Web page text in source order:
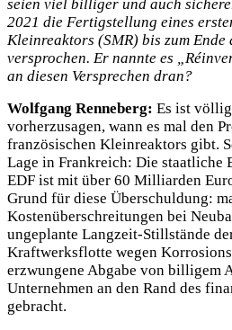
seien viel billiger und auch
2021 die Fertigstellung eines
Kleinreaktors (SMR) bis zum Ende
versprochen. Er nannte es
an diesen Versprechen dran?
Wolfgang Renneberg: Es ist
vorherzusagen, wann es mal den
französischen Kleinreaktors gibt.
Lage in Frankreich: Die staatliche
EDF ist mit über 60 Milliarden
Grund für diese Überschuldung:
Kostenüberschreitungen bei
ungeplante Langzeit-Stillstände
Kraftwerksflotte wegen
erzwungene Abgabe von billigem
Unternehmen an den Rand des
gebracht.